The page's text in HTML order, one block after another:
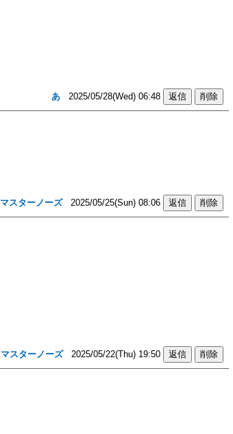
あ 2025/05/28(Wed) 06:48
マスターノーズ2025/05/25(Sun) 08:06
マスターノーズ2025/05/22(Thu) 19:50